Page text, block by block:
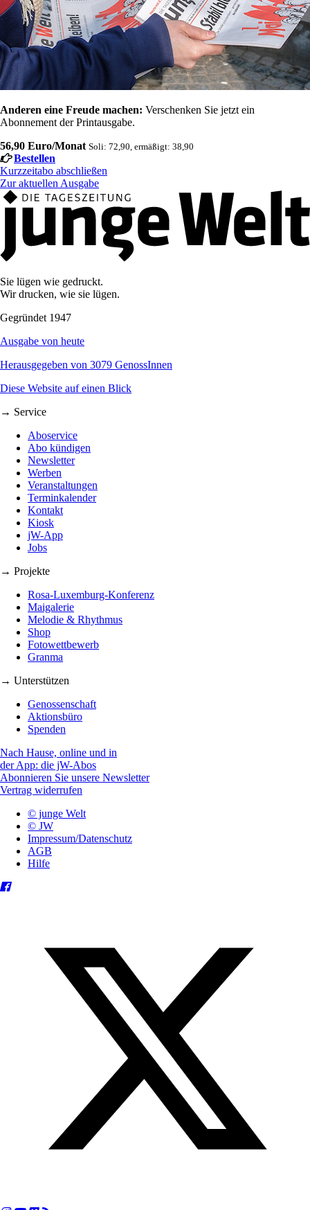
Anderen eine Freude machen: Verschenken Sie jetzt ein
Abonnement der Printausgabe.
56,90 Euro/Monat Soli: 72,90, ermäßigt: 38,90
Bestellen
Kurzzeitabo abschließen
Zur aktuellen Ausgabe
Sie lügen wie gedruckt.
Wir drucken, wie sie lügen.
Gegründet 1947
Ausgabe von heute
Herausgegeben von 3079 GenossInnen
Diese Website auf einen Blick
→ Service
Aboservice
Abo kündigen
Newsletter
Werben
Veranstaltungen
Terminkalender
Kontakt
Kiosk
jW-App
Jobs
→ Projekte
Rosa-Luxemburg-Konferenz
Maigalerie
Melodie & Rhythmus
Shop
Fotowettbewerb
Granma
→ Unterstützen
Genossenschaft
Aktionsbüro
Spenden
Nach Hause, online und in
der App: die jW-Abos
Abonnieren Sie unsere Newsletter
Vertrag widerrufen
© junge Welt
© JW
Impressum/Datenschutz
AGB
Hilfe